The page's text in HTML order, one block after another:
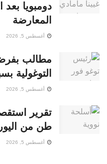
دومبويا بعد
المعارضة
أغسطس 5, 2026
مطالب
التوغولية
أغسطس 5, 2026
طن من
أغسطس 5, 2026